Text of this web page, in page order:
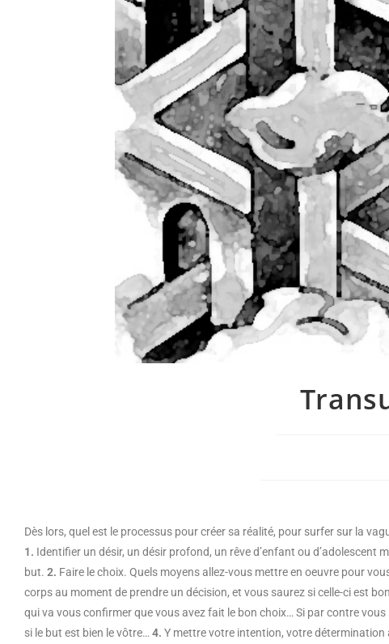
Dès lors, quel est le processus pour créer sa réalité, pour surfer sur la
1. Identifier un désir, un désir profond, un rêve d’enfant ou
but. 2. Faire le choix. Quels moyens allez-vous mettre en oeuvre pour
corps au moment de prendre un décision, et vous saurez si celle-ci est
qui va vous confirmer que vous avez fait le bon choix… Si par contre
si le but est bien le vôtre… 4. Y mettre votre intention, votre détermination